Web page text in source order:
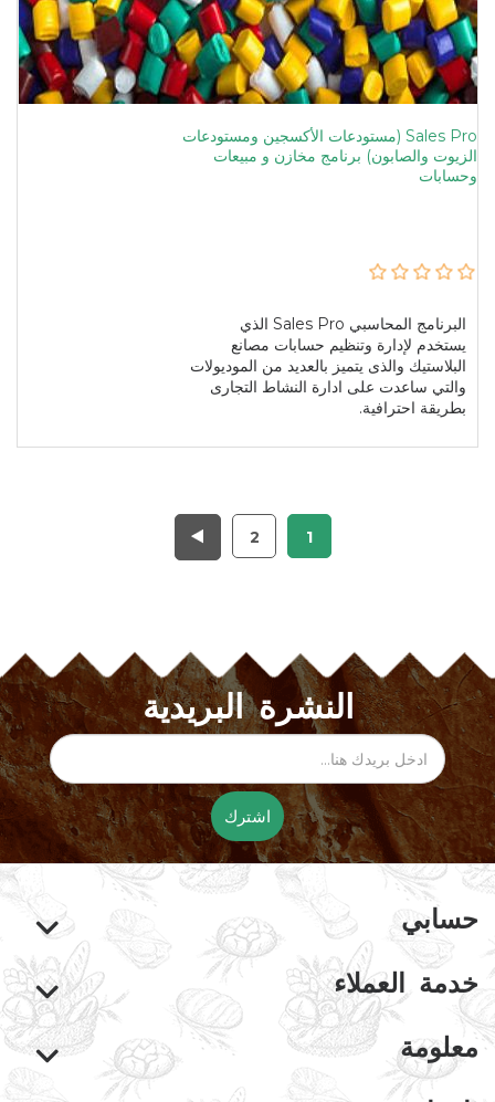
Sales Pro (مستودعات الأكسجين ومستودعات
الزيوت والصابون) برنامج مخازن و مبيعات
وحسابات
البرنامج المحاسبي Sales Pro الذي
يستخدم لإدارة وتنظيم حسابات مصانع
البلاستيك والذى يتميز بالعديد من الموديولات
والتي ساعدت على ادارة النشاط التجارى
بطريقة احترافية.
1
2
النشرة البريدية
اشترك
حسابي
خدمة العملاء
معلومة